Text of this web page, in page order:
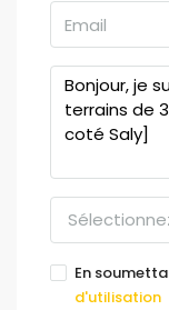
En
d'utilisation